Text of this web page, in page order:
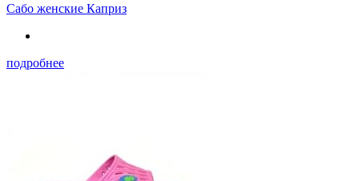
Сабо женские Каприз
подробнее